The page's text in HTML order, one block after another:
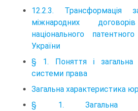
12.2.3. Трансформація
міжнародних
національного
України
§ 1. Поняття і загальна
системи права
Загальна характеристика
§ 1. Загальна